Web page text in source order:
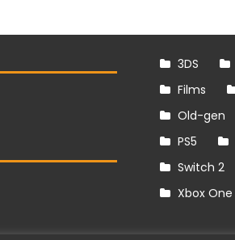
3DS
Films
Old-gen
PS5
Switch 2
Xbox One